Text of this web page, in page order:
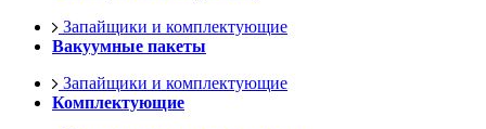
Запайщики и комплектующие
Вакуумные пакеты
Запайщики и комплектующие
Комплектующие